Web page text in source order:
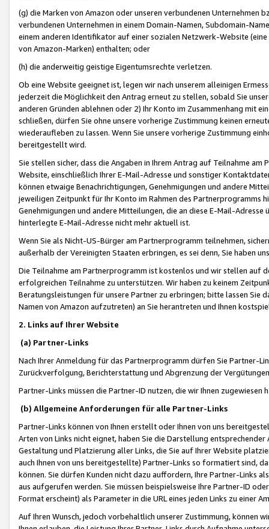
(g) die Marken von Amazon oder unseren verbundenen Unternehmen
verbundenen Unternehmen in einem Domain-Namen, Subdomain-
einem anderen Identifikator auf einer sozialen Netzwerk-Website
von Amazon-Marken) enthalten; oder
(h) die anderweitig geistige Eigentumsrechte verletzen.
Ob eine Website geeignet ist, legen wir nach unserem alleinigen
jederzeit die Möglichkeit den Antrag erneut zu stellen, sobald Sie
anderen Gründen ablehnen oder 2) Ihr Konto im Zusammenhang mit
schließen, dürfen Sie ohne unsere vorherige Zustimmung keinen
wiederaufleben zu lassen. Wenn Sie unsere vorherige Zustimmung
bereitgestellt wird.
Sie stellen sicher, dass die Angaben in Ihrem Antrag auf Teilnahme
Website, einschließlich Ihrer E-Mail-Adresse und sonstiger
können etwaige Benachrichtigungen, Genehmigungen und andere
jeweiligen Zeitpunkt für Ihr Konto im Rahmen des Partnerprogramms
Genehmigungen und andere Mitteilungen, die an diese E-Mail-
hinterlegte E-Mail-Adresse nicht mehr aktuell ist.
Wenn Sie als Nicht-US-Bürger am Partnerprogramm teilnehmen,
außerhalb der Vereinigten Staaten erbringen, es sei denn, Sie haben
Die Teilnahme am Partnerprogramm ist kostenlos und wir stellen auf
erfolgreichen Teilnahme zu unterstützen. Wir haben zu keinem
Beratungsleistungen für unsere Partner zu erbringen; bitte lassen Sie
Namen von Amazon aufzutreten) an Sie herantreten und Ihnen
2. Links auf Ihrer Website
(a) Partner-Links
Nach Ihrer Anmeldung für das Partnerprogramm dürfen Sie Partner-
Zurückverfolgung, Berichterstattung und Abgrenzung der
Partner-Links müssen die Partner-ID nutzen, die wir Ihnen zugewiesen
(b) Allgemeine Anforderungen für alle Partner-Links
Partner-Links können von Ihnen erstellt oder Ihnen von uns
Arten von Links nicht eignet, haben Sie die Darstellung
Gestaltung und Platzierung aller Links, die Sie auf Ihrer Website
auch Ihnen von uns bereitgestellte) Partner-Links so formatiert sind,
können. Sie dürfen Kunden nicht dazu auffordern, Ihre Partner-Links
aus aufgerufen werden. Sie müssen beispielsweise Ihre Partner-ID
Format erscheint) als Parameter in die URL eines jeden Links zu einer
Auf Ihren Wunsch, jedoch vorbehaltlich unserer Zustimmung, können